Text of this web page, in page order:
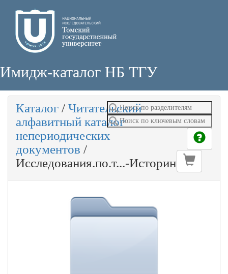
Имидж-каталог НБ ТГУ
Каталог / Читательский
алфавитный каталог
непериодических
документов /
Исследования.по.т...-Историн